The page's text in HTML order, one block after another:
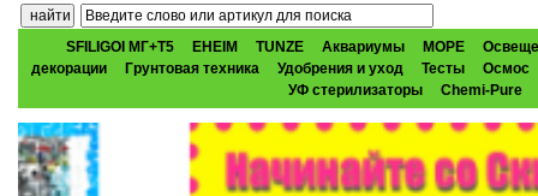
SFILIGOI МГ+Т5 EHEIM TUNZE Аквариумы МОРЕ
декорации
Грунтовая техника Удобрения и уход Тесты
Осмос
УФ стерилизаторы
Chemi-Pure